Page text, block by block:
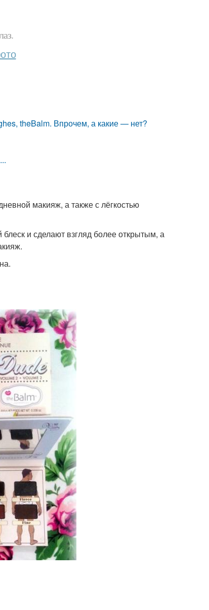
theBalm. Впрочем, а какие — нет?
макияж, а также с лёгкостью
и сделают взгляд более открытым, а